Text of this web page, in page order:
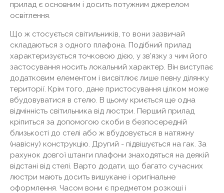
прилад є основним і досить потужним джерелом
освітлення.
Що ж стосується світильників, то вони зазвичай
складаються з одного плафона. Подібний прилад
характеризується точковою дією, у зв'язку з чим його
застосування носить локальний характер. Він виступає
додатковим елементом і висвітлює лише певну ділянку
території. Крім того, дане пристосування цілком може
вбудовуватися в стелю. В цьому криється ще одна
відмінність світильника від люстри. Перший прилад
кріпиться за допомогою скоби в безпосередній
близькості до стелі або ж вбудовується в натяжну
(навісну) конструкцію. Другий - підвішується на гак. За
рахунок довгої штанги плафони знаходяться на деякій
відстані від стелі. Варто додати, що багато сучасних
люстри мають досить вишукане і оригінальне
оформлення. Часом вони є предметом розкоші і